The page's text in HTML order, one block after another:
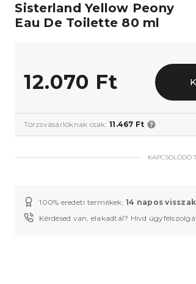
Sisterland Yellow Peony
Eau De Toilette 80 ml
12.070 Ft
Törzsvásárlóknak csak:11.467 Ft
KAPCSOLÓDÓ
100% eredeti termékek,14 napos
Kérdésed van, elakadtál? Hívd